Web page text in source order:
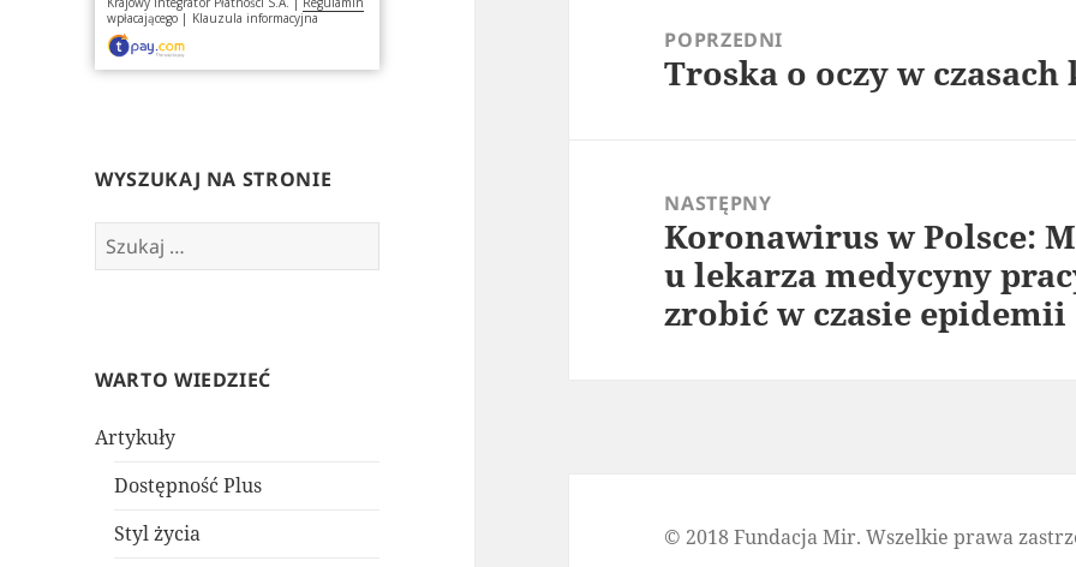
wpłacającego | Klauzula informacyjna
WYSZUKAJ NA STRONIE
Szukaj:
WARTO WIEDZIEĆ
Artykuły
Dostępność Plus
Styl życia
POPRZEDNI
Poprzedni
Troska o oczy w
NASTĘPNY
Następny
wpis:
Koronawirus w Polsce:
u lekarza medycyny
zrobić w czasie epidemii
© 2018 Fundacja Mir. Wszelkie prawa